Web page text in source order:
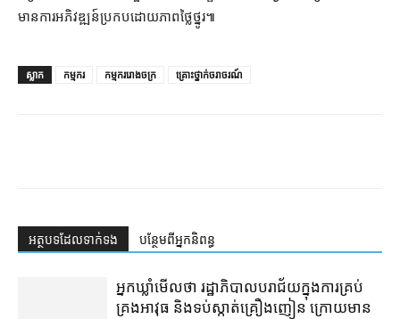
មានការ​អភិវឌ្ឍន៍​ប្រកបដោយ​ភាព​ថ្លៃថ្នូរ៕
ស្លាក កម្មករ កម្មកររោងចក្រ គ្រោះថ្នាក់ចរាចរណ៍
អត្ថបទ​ដែល​ទាក់ទង បន្ថែម​ពី​អ្នកនិពន្ធ
អ្នកឃ្លាំមើល​ថា រដ្ឋាភិបាល​បរាជ័យ​ក្នុង​ការ​គ្រប់
គ្រង​អាវុធ និង​ទប់ស្កាត់​គ្រឿងញៀន ក្រោយ​មាន​